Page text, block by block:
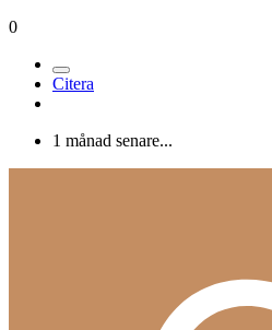
0
Citera
1 månad senare...